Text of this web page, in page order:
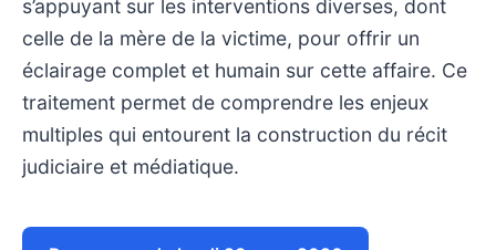
s’appuyant sur les interventions diverses, dont
celle de la mère de la victime, pour offrir un
éclairage complet et humain sur cette affaire. Ce
traitement permet de comprendre les enjeux
multiples qui entourent la construction du récit
judiciaire et médiatique.